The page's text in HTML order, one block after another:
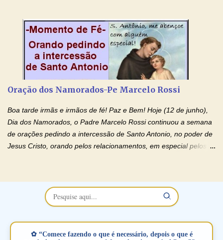
no programa de rádio Momento de Fé, pela cura dos
relacionamentos. Seu relacionamento está doente? Você está
sofrendo? Então ouça o Momento de Fé e entre nesta corrente
de orações abençoadas, d eixe o Amor Ágape de Jesus curar e
restaurar você e seu relacionamento. Adriana-Devoção e Fé
separados, devido ao envolvimento de outras pessoas no
relacionamento e que minaram, espiritualmente, a relação do
casal. Vamos orar (coloque o seu esposo ou esposa diante de
Deus). "Senhor Jesus, restaura os laços ...
Oração dos Namorados-Pe Marcelo Rossi
Boa tarde irmãs e irmãos de fé! Paz e Bem! Hoje (12 de junho),
Dia dos Namorados, o Padre Marcelo Rossi continuou a semana
de orações pedindo a intercessão de Santo Antonio, no poder de
Jesus Cristo, orando pelos relacionamentos, em especial pelos
maravilhosos cartões que coloquei aqui para vocês. Não perca
esta abençoada semana no Momento de Fé do Padre Marcelo,
vamos juntos formar esta forte corrente de orações. Você que
verdadeiro, ou que está com problemas no relacionamento
✿ “Comece fazendo o que é necessário, depois o que é